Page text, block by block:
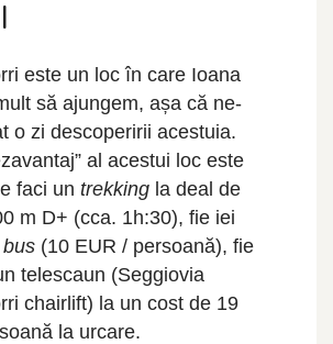
este un loc în care Ioana
să ajungem, așa că ne-
o zi descoperirii acestuia.
al acestui loc este
faci un trekking la deal de
m D+ (cca. 1h:30), fie iei
(10 EUR / persoană), fie
telescaun (Seggiovia
chairlift) la un cost de 19
la urcare.